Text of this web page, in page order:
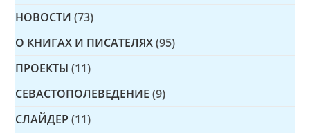
НОВОСТИ (73)
О КНИГАХ И ПИСАТЕЛЯХ (95)
ПРОЕКТЫ (11)
СЕВАСТОПОЛЕВЕДЕНИЕ (9)
СЛАЙДЕР (11)